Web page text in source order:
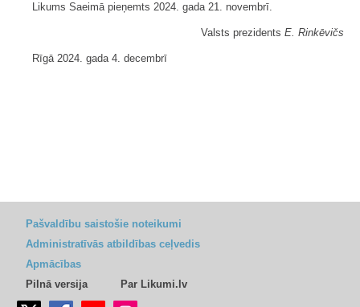
Likums Saeimā pieņemts 2024. gada 21. novembrī.
Valsts prezidents E. Rinkēvičs
Rīgā 2024. gada 4. decembrī
Pašvaldību saistošie noteikumi
Administratīvās atbildības ceļvedis
Apmācības
Pilnā versija
Par Likumi.lv